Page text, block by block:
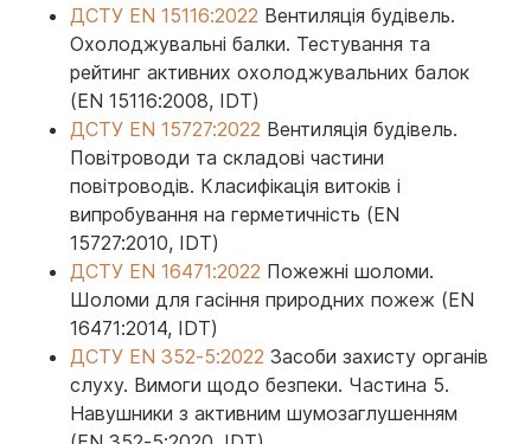
ДСТУ EN 15116:2022 Вентиляція будівель.
Охолоджувальні балки. Тестування та
рейтинг активних охолоджувальних балок
(EN 15116:2008, IDT)
ДСТУ EN 15727:2022 Вентиляція будівель.
Повітроводи та складові частини
повітроводів. Класифікація витоків і
випробування на герметичність (EN
15727:2010, IDT)
ДСТУ EN 16471:2022 Пожежні шоломи.
Шоломи для гасіння природних пожеж (EN
16471:2014, IDT)
ДСТУ EN 352-5:2022 Засоби захисту органів
слуху. Вимоги щодо безпеки. Частина 5.
Навушники з активним шумозаглушенням